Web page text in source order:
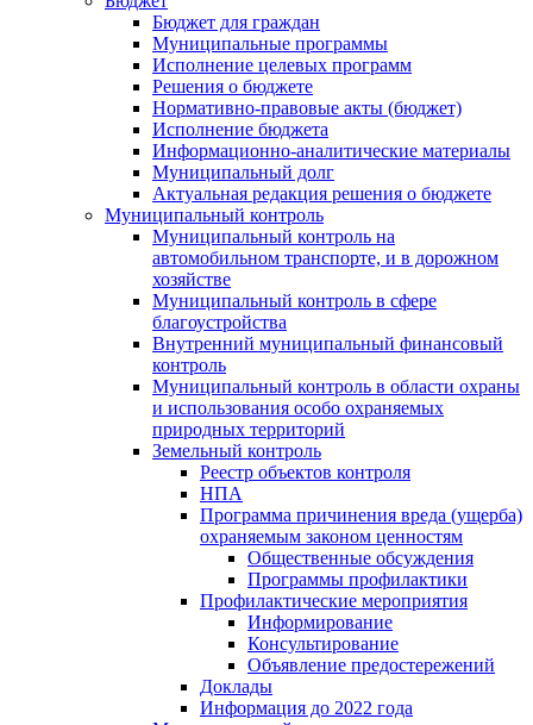
Бюджет для граждан
Муниципальные программы
Исполнение целевых программ
Решения о бюджете
Нормативно-правовые акты (бюджет)
Исполнение бюджета
Информационно-аналитические материалы
Муниципальный долг
Актуальная редакция решения о бюджете
Муниципальный контроль
Муниципальный контроль на
автомобильном транспорте, и в дорожном
хозяйстве
Муниципальный контроль в сфере
благоустройства
Внутренний муниципальный финансовый
контроль
Муниципальный контроль в области охраны
и использования особо охраняемых
природных территорий
Земельный контроль
Реестр объектов контроля
НПА
Программа причинения вреда (ущерба)
охраняемым законом ценностям
Общественные обсуждения
Программы профилактики
Профилактические мероприятия
Информирование
Консультирование
Объявление предостережений
Доклады
Информация до 2022 года